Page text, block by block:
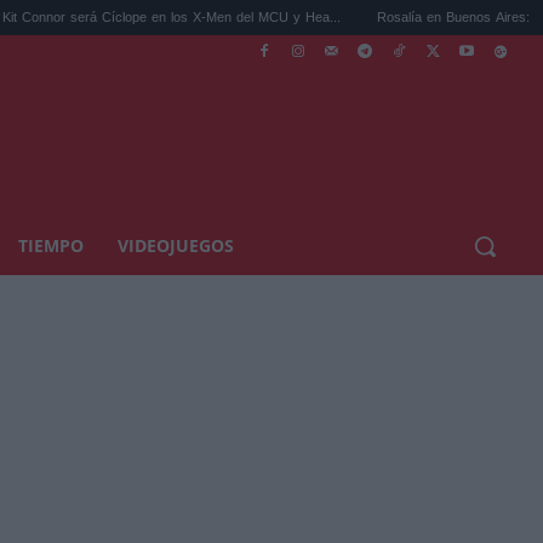
en los X-Men del MCU y Hea... Rosalía en Buenos Aires: detiene el
TIEMPO VIDEOJUEGOS